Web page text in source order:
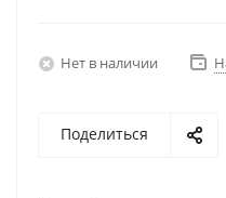
Нет в наличии
Поделиться